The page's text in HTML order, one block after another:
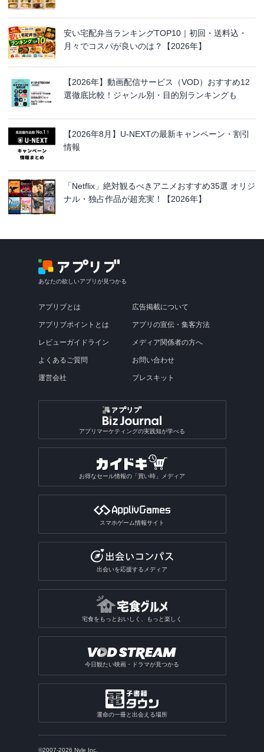
安い宅配弁当ランキングTOP10｜初回・送料込・
月々でコスパが良いのは？【2026年】
【2026年】動画配信サービス（VOD）おすすめ12
選徹底比較！ジャンル別・目的別ランキングも
【2026年8月】U-NEXTの最新キャンペーン・割引
情報
「Netflix」絶対観るべきアニメおすすめ35選 オリジ
ナル・独占作品が超充実！【2026年】
あなたの欲しいアプリが見つかる
アプリブとは
アプリブポイントとは
レビューガイドライン
よくあるご質問
運営会社
広告掲載について
アプリの宣伝・集客方法
メディア関係者の方へ
お問い合わせ
プレスキット
アプリマーケティングの実践知が学べる
お得なセール情報の「買い時」メディア
スマホゲーム情報サイト
出会いを応援するメディア
宅食をもっとおいしく、もっと楽しく
今日観たい映画・ドラマが見つかる
運命の一冊と出会える場所
©2007-2026 Nyle Inc.